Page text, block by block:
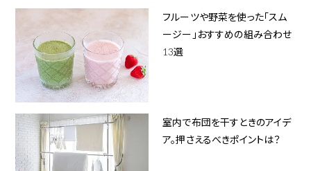
フルーツや野菜を使った「スム
ージー」おすすめの組み合わせ
13選
室内で布団を干すときのアイデ
ア。押さえるべきポイントは？